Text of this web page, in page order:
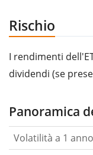
Rischio
I rendimenti
dividendi (se
Panoramica
Volatilità a 1 anno